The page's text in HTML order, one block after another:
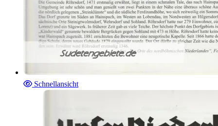
Schnellansicht